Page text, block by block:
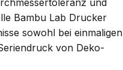
Bambu Lab Drucker
sowohl bei einmaligen
von Deko-